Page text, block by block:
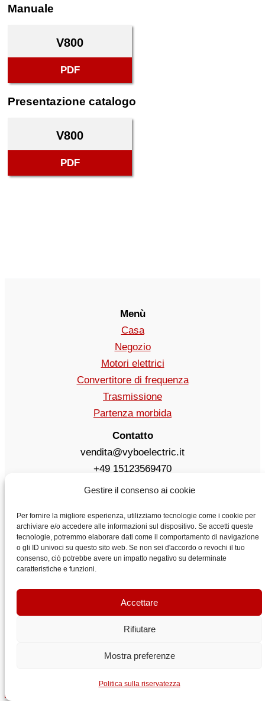
Gestire il consenso ai cookie
Per fornire la migliore esperienza, utilizziamo tecnologie come i cookie per
archiviare e/o accedere alle informazioni sul dispositivo. Se accetti queste
tecnologie, potremmo elaborare dati come il comportamento di navigazione
o gli ID univoci su questo sito web. Se non sei d'accordo o revochi il tuo
consenso, ciò potrebbe avere un impatto negativo su determinate
caratteristiche e funzioni.
Accettare
Rifiutare
Mostra preferenze
Politica sulla riservatezza
Manuale
V800
PDF
Presentazione catalogo
V800
PDF
Menù
Casa
Negozio
Motori elettrici
Convertitore di frequenza
Trasmissione
Partenza morbida
Contatto
vendita@vyboelectric.it
+49 15123569470
Condizioni generali di contratto
Trasporto
Contatto